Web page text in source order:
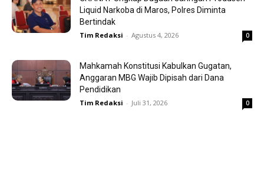
Liquid Narkoba di Maros, Polres Diminta
Bertindak
Tim Redaksi - Agustus 4, 2026 0
Mahkamah Konstitusi Kabulkan Gugatan,
Anggaran MBG Wajib Dipisah dari Dana
Pendidikan
Tim Redaksi - Juli 31, 2026 0